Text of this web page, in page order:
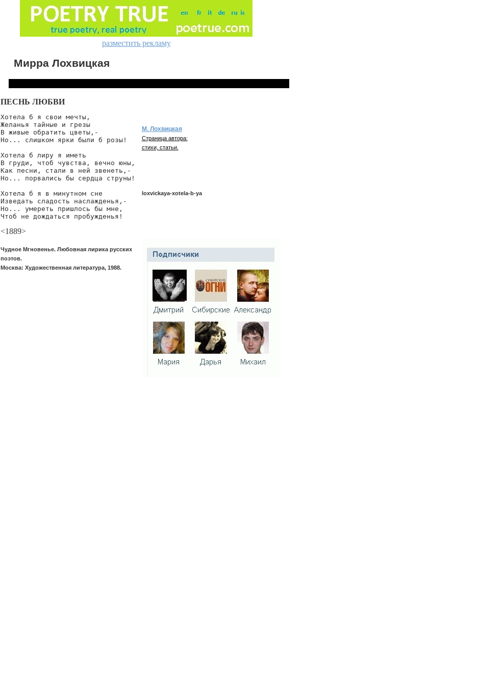
разместить рекламу
Мирра Лохвицкая
ПЕСНЬ ЛЮБВИ
Хотела б я свои мечты,
Желанья тайные и грезы
В живые обратить цветы,-
Но... слишком ярки были б розы!
Хотела б лиру я иметь
В груди, чтоб чувства, вечно юны,
Как песни, стали в ней звенеть,-
Но... порвались бы сердца струны!
Хотела б я в минутном сне
Изведать сладость наслажденья,-
Но... умереть пришлось бы мне,
Чтоб не дождаться пробужденья!
<1889>
Чудное Мгновенье. Любовная лирика русских
поэтов.
Москва: Художественная литература, 1988.
М. Лохвицкая
Страница автора:
стихи, статьи.
loxvickaya-xotela-b-ya